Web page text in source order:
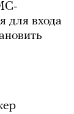
для входа